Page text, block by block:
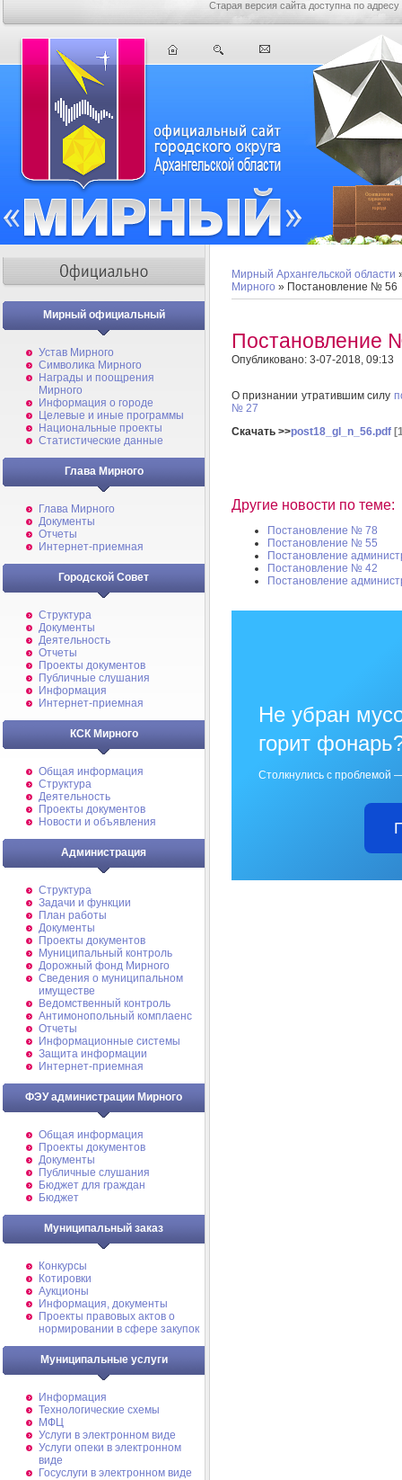
Старая версия сайта доступна по адресу
Мирный официальный
Устав Мирного
Символика Мирного
Награды и поощрения
Мирного
Информация о городе
Целевые и иные программы
Национальные проекты
Статистические данные
Глава Мирного
Глава Мирного
Документы
Отчеты
Интернет-приемная
Городской Совет
Структура
Документы
Деятельность
Отчеты
Проекты документов
Публичные слушания
Информация
Интернет-приемная
КСК Мирного
Общая информация
Структура
Деятельность
Проекты документов
Новости и объявления
Администрация
Структура
Задачи и функции
План работы
Документы
Проекты документов
Муниципальный контроль
Дорожный фонд Мирного
Cведения о муниципальном
имуществе
Ведомственный контроль
Антимонопольный комплаенс
Отчеты
Информационные системы
Защита информации
Интернет-приемная
ФЭУ администрации Мирного
Общая информация
Проекты документов
Документы
Публичные слушания
Бюджет для граждан
Бюджет
Муниципальный заказ
Конкурсы
Котировки
Аукционы
Информация, документы
Проекты правовых актов о
нормировании в сфере закупок
Муниципальные услуги
Информация
Технологические схемы
МФЦ
Услуги в электронном виде
Услуги опеки в электронном
виде
Госуслуги в электронном виде
Мирный Архангельской области
Мирного » Постановление № 56
Постановление
Опубликовано: 3-07-2018, 09:13
О признании утратившим силу
№ 27
Скачать >>post18_gl_n_56.pdf
Другие новости по теме:
Постановление № 78
Постановление № 55
Постановление
Постановление № 42
Постановление
Не убран
горит
Столкнулись с проблемой